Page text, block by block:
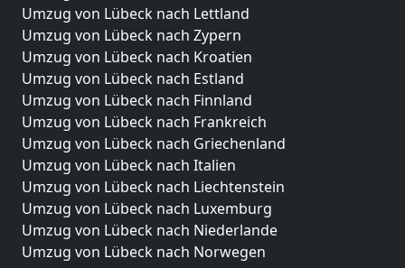
Umzug von Lübeck nach Lettland
Umzug von Lübeck nach Zypern
Umzug von Lübeck nach Kroatien
Umzug von Lübeck nach Estland
Umzug von Lübeck nach Finnland
Umzug von Lübeck nach Frankreich
Umzug von Lübeck nach Griechenland
Umzug von Lübeck nach Italien
Umzug von Lübeck nach Liechtenstein
Umzug von Lübeck nach Luxemburg
Umzug von Lübeck nach Niederlande
Umzug von Lübeck nach Norwegen